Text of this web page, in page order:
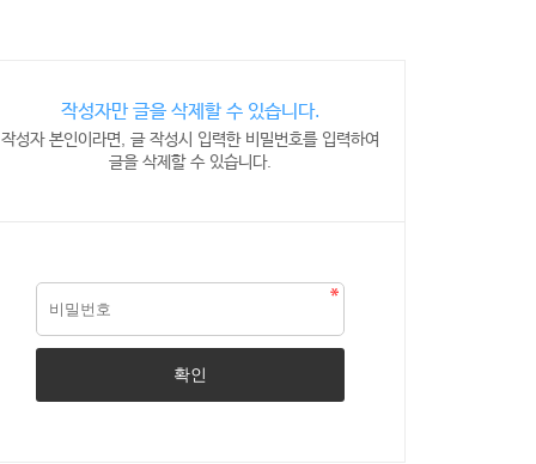
작성자만 글을 삭제할 수 있습니다.
작성자 본인이라면, 글 작성시 입력한 비밀번호를 입력하여
글을 삭제할 수 있습니다.